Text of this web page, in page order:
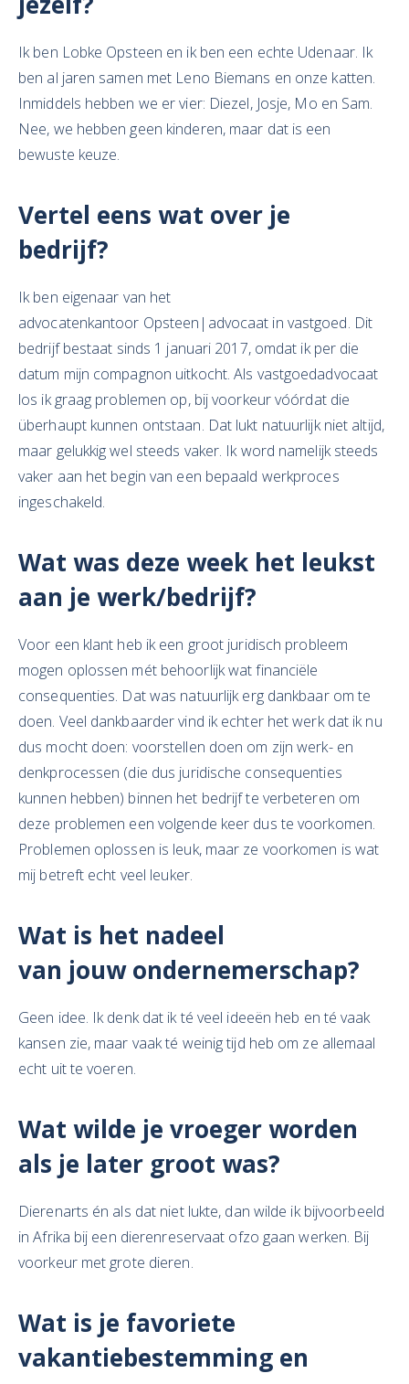
Ik ben Lobke Opsteen en ik ben een echte Udenaar. Ik
ben al jaren samen met Leno Biemans en onze katten.
Inmiddels hebben we er vier: Diezel, Josje, Mo en Sam.
Nee, we hebben geen kinderen, maar dat is een
bewuste keuze.
Vertel eens wat over je
bedrijf?
Ik ben eigenaar van het
advocatenkantoor Opsteen|advocaat in vastgoed. Dit
bedrijf bestaat sinds 1 januari 2017, omdat ik per die
datum mijn compagnon uitkocht. Als vastgoedadvocaat
los ik graag problemen op, bij voorkeur vóórdat die
überhaupt kunnen ontstaan. Dat lukt natuurlijk niet altijd,
maar gelukkig wel steeds vaker. Ik word namelijk steeds
vaker aan het begin van een bepaald werkproces
ingeschakeld.
Wat was deze week het leukst
aan je werk/bedrijf?
Voor een klant heb ik een groot juridisch probleem
mogen oplossen mét behoorlijk wat financiële
consequenties. Dat was natuurlijk erg dankbaar om te
doen. Veel dankbaarder vind ik echter het werk dat ik nu
dus mocht doen: voorstellen doen om zijn werk- en
denkprocessen (die dus juridische consequenties
kunnen hebben) binnen het bedrijf te verbeteren om
deze problemen een volgende keer dus te voorkomen.
Problemen oplossen is leuk, maar ze voorkomen is wat
mij betreft echt veel leuker.
Wat is het nadeel
van jouwondernemerschap?
Geen idee. Ik denk dat ik té veel ideeën heb en té vaak
kansen zie, maar vaak té weinig tijd heb om ze allemaal
echt uit te voeren.
Wat wilde je vroeger worden
als je later groot was?
Dierenarts én als dat niet lukte, dan wilde ik bijvoorbeeld
in Afrika bij een dierenreservaat ofzo gaan werken. Bij
voorkeur met grote dieren.
Wat is je favoriete
vakantiebestemming en